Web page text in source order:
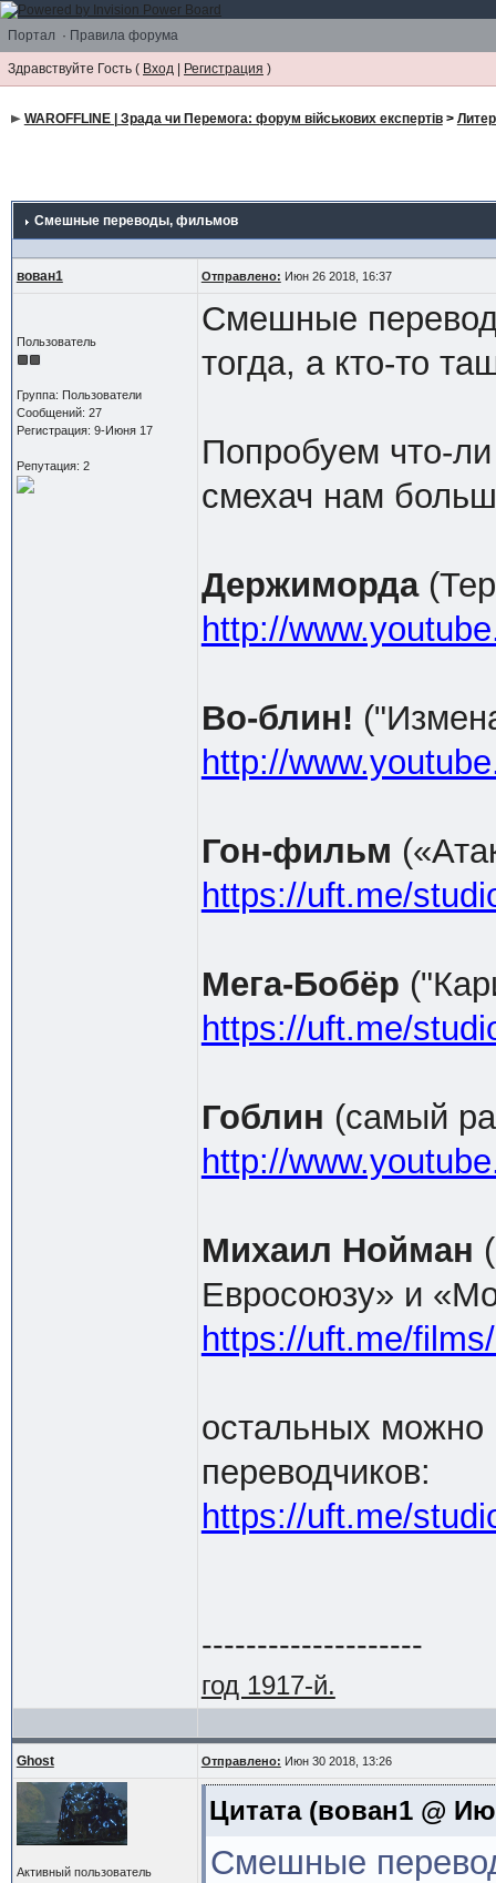
Портал · Правила форума
Здравствуйте Гость ( Вход | Регистрация )
WAROFFLINE | Зрада чи Перемога: форум військових експертів>
Смешные переводы, фильмов
вован1 Отправлено: Июн 26 2018, 16:37
Пользователь
Группа: Пользователи
Сообщений: 27
Регистрация: 9-Июня 17
Репутация: 2
Смешные
тогда, а кто-то
Попробуем что-
смехач нам
Держиморда
http://
Во-блин!
http://
Гон-фильм
https://uft.me/
Мега-Бобёр
https://uft.me/
Гоблин (самый
http://
Михаил Нойман
Евросоюзу» и
https://uft.me/
остальных можно
переводчиков:
https://uft.me/
--------------------
год 1917-й.
Ghost Отправлено: Июн 30 2018, 13:26
Активный пользователь
Цитата(вован1 @
Смешные